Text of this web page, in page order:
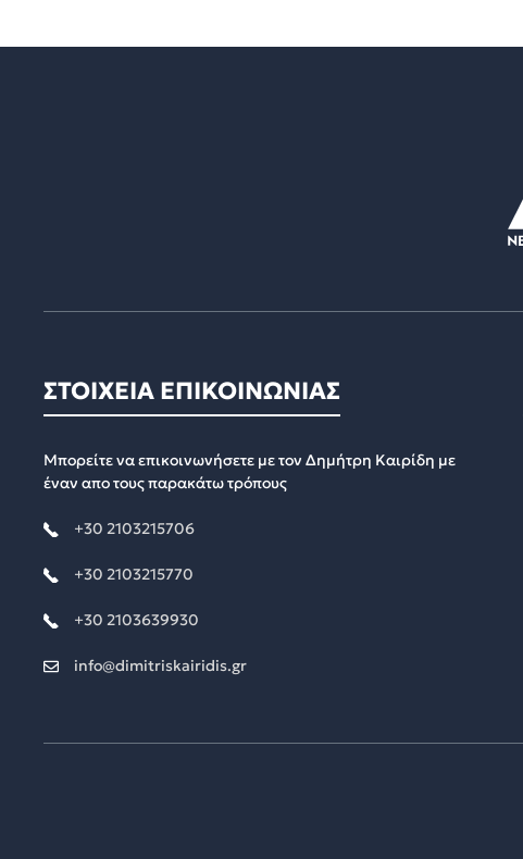
ΣΤΟΙΧΕΙΑ ΕΠΙΚΟΙΝΩΝΙΑΣ
Μπορείτε να επικοινωνήσετε με τον Δημήτρη Καιρίδη με
έναν απο τους παρακάτω τρόπους
+30 2103215706
+30 2103215770
+30 2103639930
info@dimitriskairidis.gr